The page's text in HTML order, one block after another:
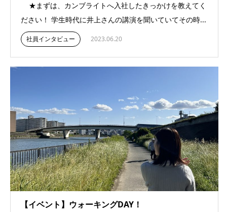
★まずは、カンブライトへ入社したきっかけを教えてく
ださい！ 学生時代に井上さんの講演を聞いていてその時...
社員インタビュー 2023.06.20
【イベント】ウォーキングDAY！